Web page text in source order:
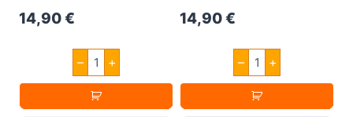
14,90€
–
Vampire
Vape
Energy
30ml
Menge
+
14,90€
–
Vampire
Vape
Virginia
30ml
Menge
+